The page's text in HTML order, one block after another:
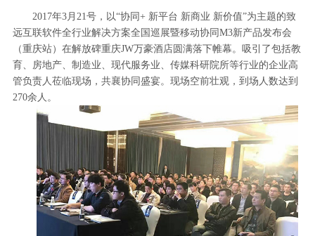
2017年3月21号，以“协同+ 新平台 新商业 新价值”为主题的致
远互联软件全行业解决方案全国巡展暨移动协同M3新产品发布会
（重庆站）在解放碑重庆JW万豪酒店圆满落下帷幕。吸引了包括教
育、房地产、制造业、现代服务业、传媒科研院所等行业的企业高
管负责人莅临现场，共襄协同盛宴。现场空前壮观，到场人数达到
270余人。